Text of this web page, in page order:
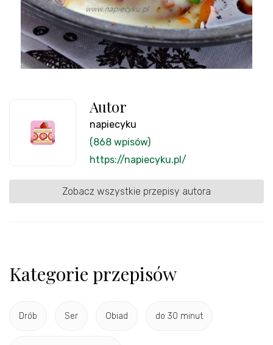
Autor
napiecyku
(868 wpisów)
https://napiecyku.pl/
Zobacz wszystkie przepisy autora
Kategorie przepisów
Drób Ser Obiad do 30 minut